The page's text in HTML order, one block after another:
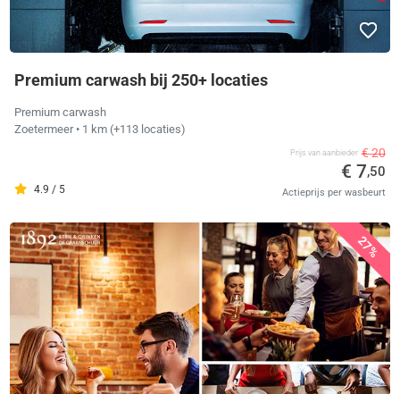
Premium carwash bij 250+ locaties
Premium carwash
Zoetermeer • 1 km (+113 locaties)
4.9 / 5
Prijs van aanbieder € 20
€ 7,50
Actieprijs per wasbeurt
27%